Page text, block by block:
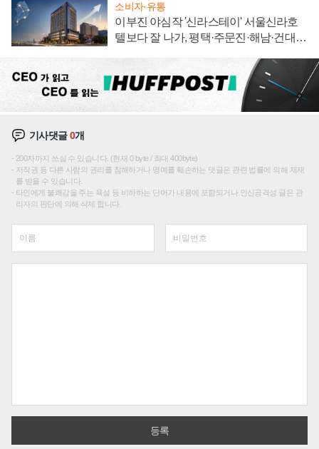
소비자·유통
이부진 야심작 '신라스테이' 서울신라호
텔보다 잘 나가, 평택·주문진·해남·건대로
기사댓글0개
200자까지 쓰실 수 있습니다. (현재 0 byte / 최대 400byte)
저작권 등 다른 사람의 권리를 침해하거나 명예를 훼손하는 댓글은 관련 법률에 의해 제재
를 받을 수 있습니다.
타인에게 불쾌감을 주는 욕설 등 비하하는 단어가 내용에 포함되거나 인신공격성 글은 관
리자의 판단에 의해 삭제 합니다.